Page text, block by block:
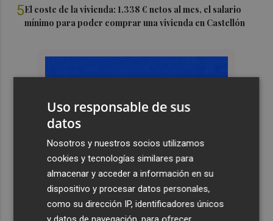
5El coste de la vivienda: 1.338 € netos al mes, el salario
mínimo para poder comprar una vivienda en Castellón
Uso responsable de sus
datos
Nosotros y nuestros socios utilizamos
cookies y tecnologías similares para
almacenar y acceder a información en su
dispositivo y procesar datos personales,
como su dirección IP, identificadores únicos